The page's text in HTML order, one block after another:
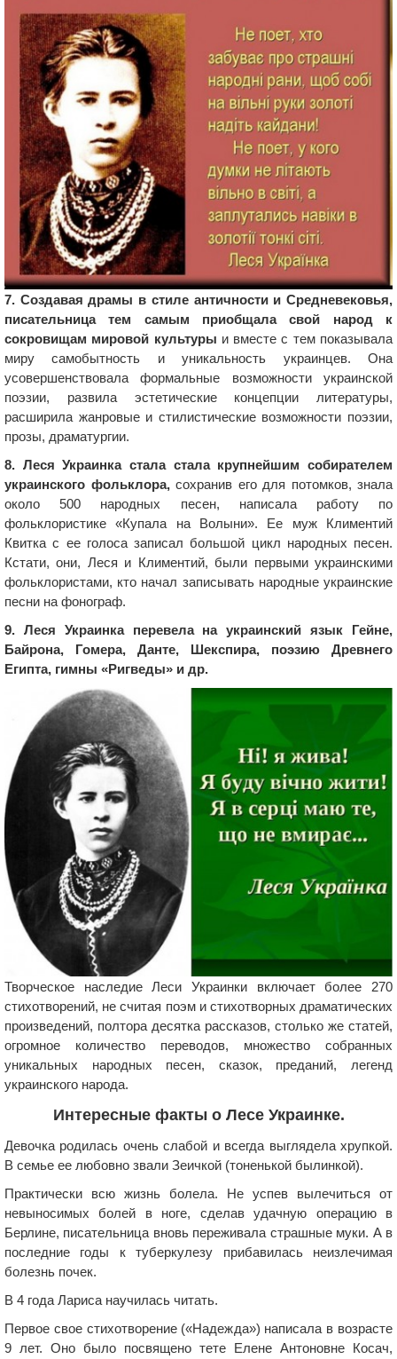
7. Создавая драмы в стиле античности и Средневековья,
писательница тем самым приобщала свой народ к
сокровищам мировой культуры и вместе с тем показывала
миру самобытность и уникальность украинцев. Она
усовершенствовала формальные возможности украинской
поэзии, развила эстетические концепции литературы,
расширила жанровые и стилистические возможности поэзии,
прозы, драматургии.
8. Леся Украинка стала стала крупнейшим собирателем
украинского фольклора,сохранив его для потомков, знала
около 500 народных песен, написала работу по
фольклористике «Купала на Волыни». Ее муж Климентий
Квитка с ее голоса записал большой цикл народных песен.
Кстати, они, Леся и Климентий, были первыми украинскими
фольклористами, кто начал записывать народные украинские
песни на фонограф.
9. Леся Украинка перевела на украинский язык Гейне,
Байрона, Гомера, Данте, Шекспира, поэзию Древнего
Египта, гимны «Ригведы» и др.
Творческое наследие Леси Украинки включает более 270
стихотворений, не считая поэм и стихотворных драматических
произведений, полтора десятка рассказов, столько же статей,
огромное количество переводов, множество собранных
уникальных народных песен, сказок, преданий, легенд
украинского народа.
Интересные факты о Лесе Украинке.
Девочка родилась очень слабой и всегда выглядела хрупкой.
В семье ее любовно звали Зеичкой (тоненькой былинкой).
Практически всю жизнь болела. Не успев вылечиться от
невыносимых болей в ноге, сделав удачную операцию в
Берлине, писательница вновь переживала страшные муки. А в
последние годы к туберкулезу прибавилась неизлечимая
болезнь почек.
В 4 года Лариса научилась читать.
Первое свое стихотворение («Надежда») написала в возрасте
9 лет. Оно было посвящено тете Елене Антоновне Косач,